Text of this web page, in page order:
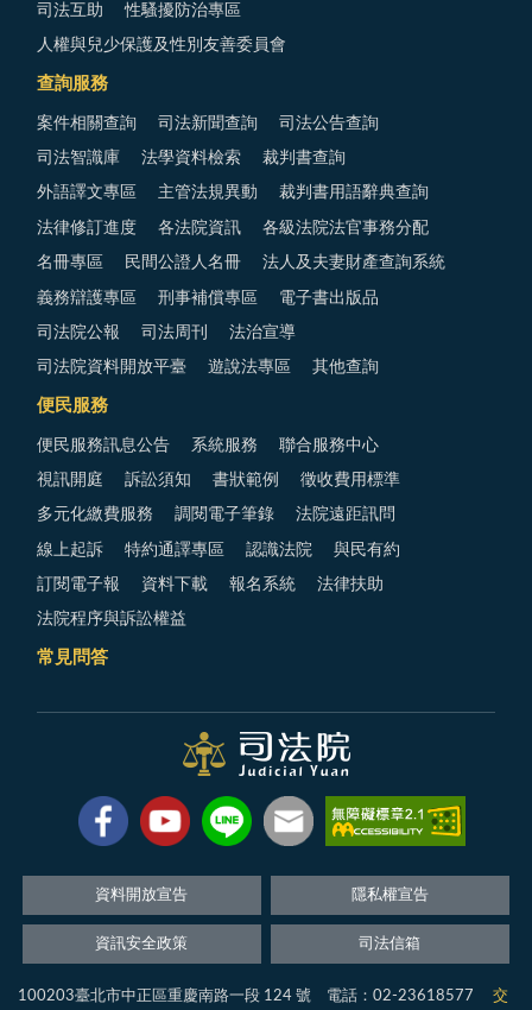
司法互助 性騷擾防治專區
人權與兒少保護及性別友善委員會
查詢服務
案件相關查詢 司法新聞查詢 司法公告查詢
司法智識庫 法學資料檢索 裁判書查詢
外語譯文專區 主管法規異動 裁判書用語辭典查詢
法律修訂進度 各法院資訊 各級法院法官事務分配
名冊專區 民間公證人名冊 法人及夫妻財產查詢系統
義務辯護專區 刑事補償專區 電子書出版品
司法院公報 司法周刊 法治宣導
司法院資料開放平臺 遊說法專區 其他查詢
便民服務
便民服務訊息公告 系統服務 聯合服務中心
視訊開庭 訴訟須知 書狀範例 徵收費用標準
多元化繳費服務 調閱電子筆錄 法院遠距訊問
線上起訴 特約通譯專區 認識法院 與民有約
訂閱電子報 資料下載 報名系統 法律扶助
法院程序與訴訟權益
常見問答
資料開放宣告 隱私權宣告
資訊安全政策 司法信箱
100203臺北市中正區重慶南路一段 124 號 電話：02-23618577 交